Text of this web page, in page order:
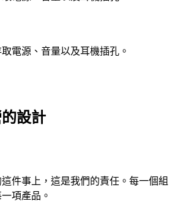
電源、音量以及耳機插孔。
設計
件事上，這是我們的責任。每一個組
項產品。